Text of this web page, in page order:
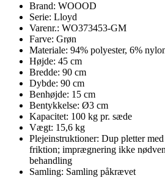
Brand: WOOOD
Serie: Lloyd
Varenr.: WO373453-GM
Farve: Grøn
Materiale: 94% polyester, 6%
Højde: 45 cm
Bredde: 90 cm
Dybde: 90 cm
Benhøjde: 15 cm
Bentykkelse: Ø3 cm
Kapacitet: 100 kg pr. sæde
Vægt: 15,6 kg
Plejeinstruktioner: Dup pletter
friktion; imprægnering ikke
behandling
Samling: Samling påkrævet